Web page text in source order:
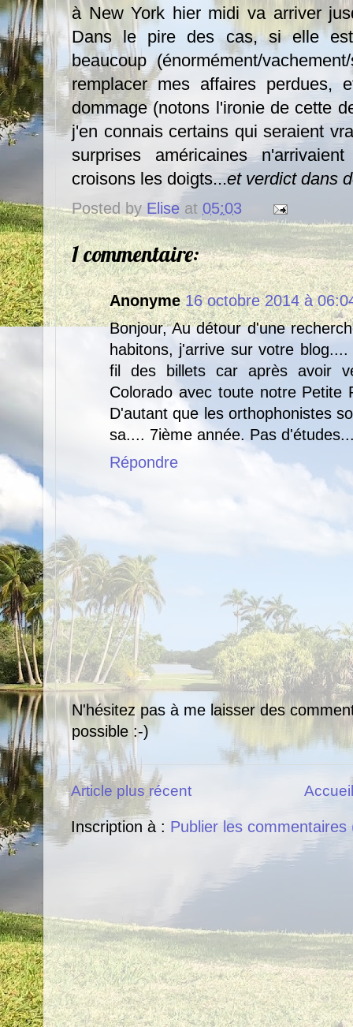
à New York hier midi va arriver
Dans le pire des cas, si elle
beaucoup (énormément/
remplacer mes affaires perdues,
dommage (notons l'ironie de cette
j'en connais certains qui seraient
surprises américaines
croisons les doigts...et verdict dans
Posted by Elise at 05:03
1 commentaire:
Anonyme 16 octobre 2014 à
Bonjour, Au détour d'une
habitons, j'arrive sur votre
fil des billets car après avoir
Colorado avec toute notre Petite
D'autant que les orthophonistes
sa.... 7ième année. Pas
Répondre
N'hésitez pas à me laisser des
possible :-)
Article plus récent
Inscription à : Publier les commentaires